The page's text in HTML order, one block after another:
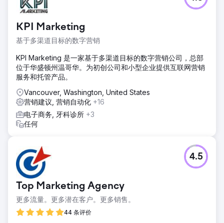
KPI Marketing
基于多渠道目标的数字营销
KPI Marketing 是一家基于多渠道目标的数字营销公司，总部
位于华盛顿州温哥华。为初创公司和小型企业提供互联网营销
服务和托管产品。
Vancouver, Washington, United States
营销建议, 营销自动化 +16
电子商务, 牙科诊所 +3
任何
Top Marketing Agency
更多流量。更多潜在客户。更多销售。
44 条评价
4.5